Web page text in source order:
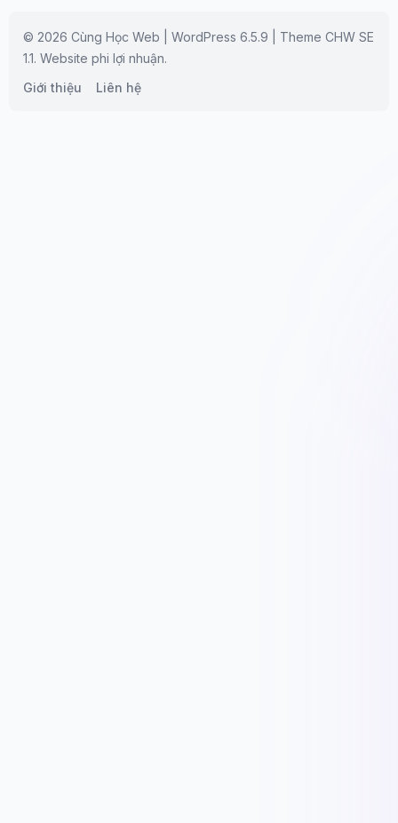
© 2026 Cùng Học Web | WordPress 6.5.9 | Theme CHW SE
1.1. Website phi lợi nhuận.
Giới thiệu
Liên hệ